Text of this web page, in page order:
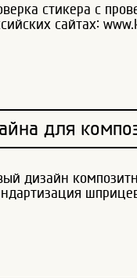
стикера с
сайтах:
для
дизайн